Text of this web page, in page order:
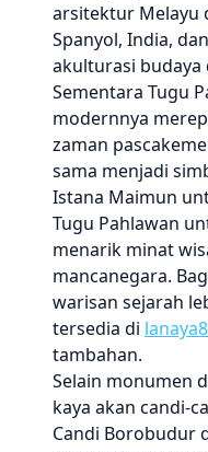
arsitektur Melayu
Spanyol, India,
akulturasi budaya
Sementara Tugu
modernnya
zaman
sama menjadi
Istana Maimun
Tugu Pahlawan
menarik minat
mancanegara.
warisan sejarah
tersedia di
tambahan.
Selain monumen
kaya akan candi-
Candi Borobudur